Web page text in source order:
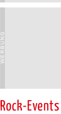
Rock-Events